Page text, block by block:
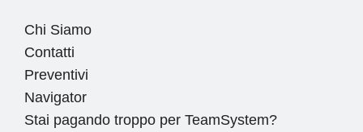
Chi Siamo
Contatti
Preventivi
Navigator
Stai pagando troppo per TeamSystem?